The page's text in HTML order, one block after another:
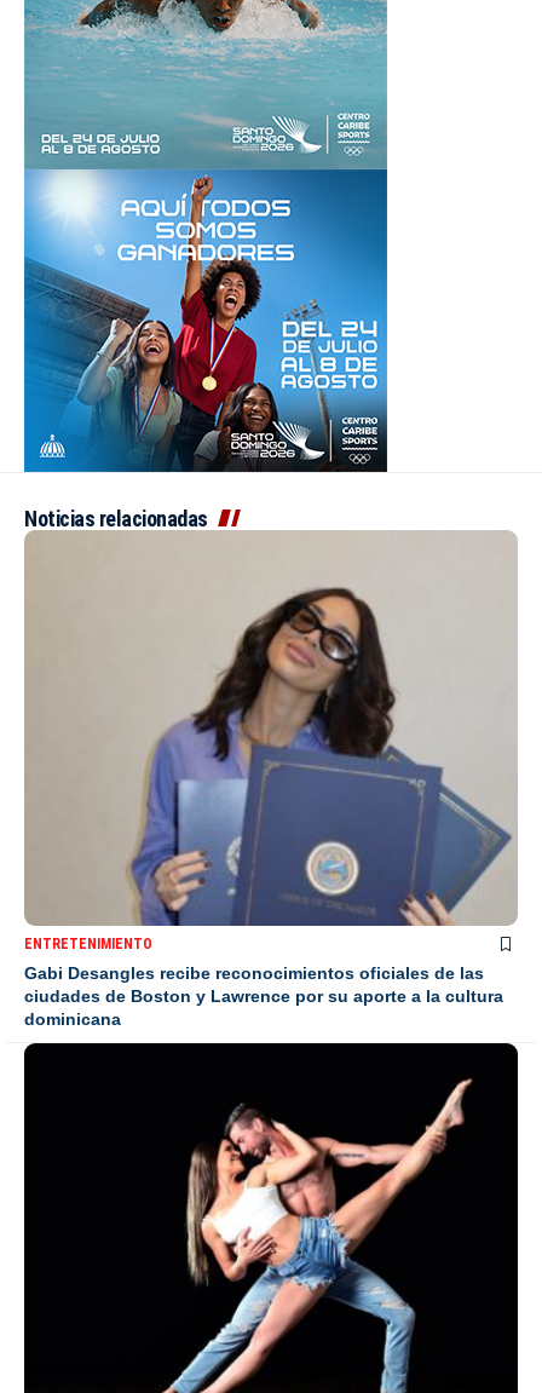
Noticias relacionadas
ENTRETENIMIENTO
Gabi Desangles recibe reconocimientos oficiales de las
ciudades de Boston y Lawrence por su aporte a la cultura
dominicana